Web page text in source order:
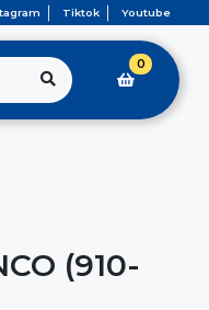
Tiktok Youtube
0
(910-